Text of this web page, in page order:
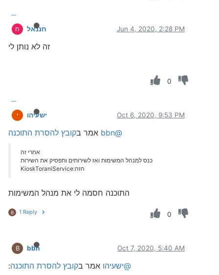
ח חננאל Jun 4, 2020, 2:28 PM
זה לא נותן לי
0
י ישעיהו Oct 6, 2020, 9:53 PM
@bbn אמר בקובץ להסרת התוכנה
אחרי זה
כנס למנהל המשימות ואז לשירותים ותפסיק את השירות
הזה:KioskToraniService
התוכנה חסמה לי את מנהל המשימות
B 1 Reply 0
B bbn Oct 7, 2020, 5:40 AM
@ישעיהו אמר בקובץ להסרת התוכנה: